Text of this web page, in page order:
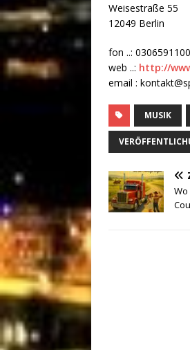
Weisestraße 55
12049 Berlin
fon ..:
web ..: http://
email :
MUSIK